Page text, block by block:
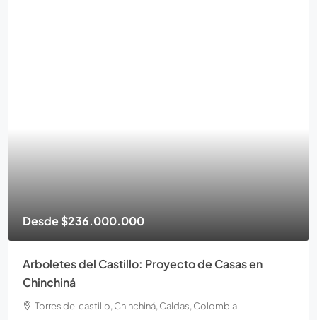
Desde$236.000.000
Arboletes del Castillo: Proyecto de Casas en
Chinchiná
Torres del castillo, Chinchiná, Caldas, Colombia